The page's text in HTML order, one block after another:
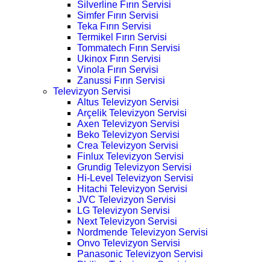
Silverline Fırın Servisi
Simfer Fırın Servisi
Teka Fırın Servisi
Termikel Fırın Servisi
Tommatech Fırın Servisi
Ukinox Fırın Servisi
Vinola Fırın Servisi
Zanussi Fırın Servisi
Televizyon Servisi
Altus Televizyon Servisi
Arçelik Televizyon Servisi
Axen Televizyon Servisi
Beko Televizyon Servisi
Crea Televizyon Servisi
Finlux Televizyon Servisi
Grundig Televizyon Servisi
Hi-Level Televizyon Servisi
Hitachi Televizyon Servisi
JVC Televizyon Servisi
LG Televizyon Servisi
Next Televizyon Servisi
Nordmende Televizyon Servisi
Onvo Televizyon Servisi
Panasonic Televizyon Servisi